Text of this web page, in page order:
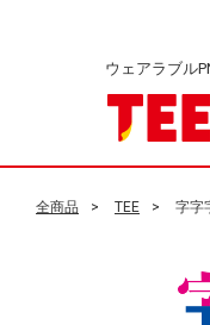
ウェアラブル
全商品 TEE 字字